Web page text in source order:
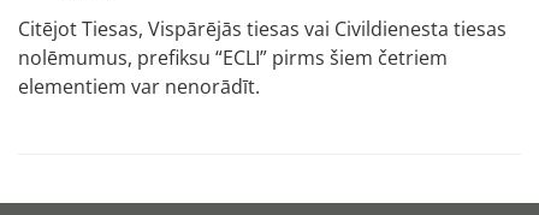
Citējot Tiesas, Vispārējās tiesas vai Civildienesta tiesas
nolēmumus, prefiksu “ECLI” pirms šiem četriem
elementiem var nenorādīt.